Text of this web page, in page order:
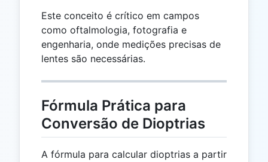
Este conceito é crítico em campos
como oftalmologia, fotografia e
engenharia, onde medições precisas de
lentes são necessárias.
Fórmula Prática para
Conversão de Dioptrias
A fórmula para calcular dioptrias a partir